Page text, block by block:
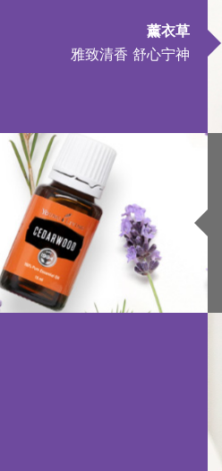
薰衣草
雅致清香 舒心宁神